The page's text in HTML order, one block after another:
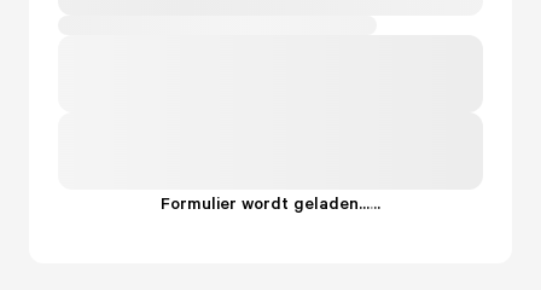
Formulier wordt geladen......